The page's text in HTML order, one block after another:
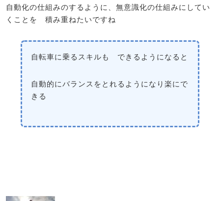
自動化の仕組みのするように、無意識化の仕組みにしてい
くことを 積み重ねたいですね
自転車に乗るスキルも できるようになると
自動的にバランスをとれるようになり楽にで
きる